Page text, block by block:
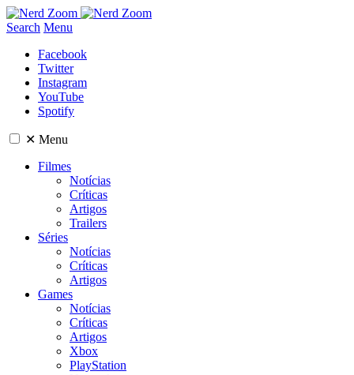
Search Menu
Facebook
Twitter
Instagram
YouTube
Spotify
✕ Menu
Filmes
Notícias
Críticas
Artigos
Trailers
Séries
Notícias
Críticas
Artigos
Games
Notícias
Críticas
Artigos
Xbox
PlayStation